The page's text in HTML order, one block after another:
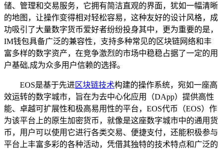
储、管理和交易服务，它拥有简洁直观的界面，犹如一幅清晰
的地图，让操作变得相对轻松容易，这种友好的设计风格，成
功吸引了大量数字货币爱好者纷纷投身其中，更为重要的是，
IM钱包具备广泛的兼容性，支持多种常见的区块链网络和丰
富多样的数字资产，在竞争激烈的市场中稳稳占据了一定的用
户基础,成为众多用户信赖的选择。
EOS是基于先进区块链技术构建的操作系统，宛如一座高
效运转的数字城市，旨在为去中心化应用（DApp）提供高性
能、卓越可扩展性和极高易用性的平台，EOS代币（EOS）作
为该平台上的原生加密货币，就像是这座数字城市中的通用货
币，用户可以使用它进行各类交易、便捷支付，还能积极参与
平台上丰富多彩的各种活动，凭借其独特的技术特点和广泛的